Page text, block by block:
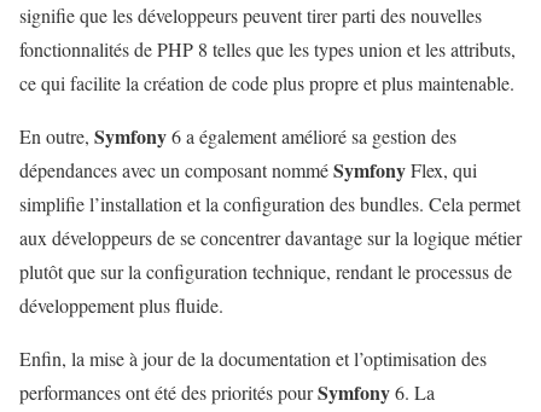
signifie que les développeurs peuvent tirer parti des nouvelles
fonctionnalités de PHP 8 telles que les types union et les attributs,
ce qui facilite la création de code plus propre et plus maintenable.
En outre, Symfony6 a également amélioré sa gestion des
dépendances avec un composant nomméSymfonyFlex, qui
simplifie l’installation et la configuration des bundles. Cela permet
aux développeurs de se concentrer davantage sur la logique métier
plutôt que sur la configuration technique, rendant le processus de
développement plus fluide.
Enfin, la mise à jour de la documentation et l’optimisation des
performances ont été des priorités pourSymfony6. La